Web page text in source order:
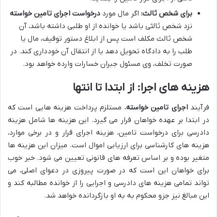
برای شخص ثالث: اگر مال مورد درخواست اجرای تامین خواسته
نزد شخص ثالثی باشد یا خوانده از او طلبی داشته باشد، آن
شخص ثالث مکلف است پس از ابلاغ دستور توقیف، مال یا
طلب را به دادگاه تحویل دهد یا از انتقال آن خودداری کند. در
صورت تخلف، وی مسئول جبران خسارات وارده خواهد بود.
هزینه های اجرا: از ابتدا تا انتها
فرآینداجرای تامین خواسته، مستلزم پرداخت هزینه هایی است که
در ابتدا بر عهده خواهان قرار می گیرد. این هزینه ها شامل هزینه
دادرسی برای درخواست تامین، هزینه اجرای قرار و در برخی موارد،
هزینه های کارشناسی برای ارزیابی اموال است. میزان این هزینه ها
متغیر بوده و بر اساس تعرفه های قانونی تعیین می شود. خبر خوب
برای خواهان این است که در صورت پیروزی در دعوای اصلی، می
تواند تمامی هزینه های دادرسی و اجرایی را از خوانده مطالبه کند و
این مبالغ نیز جزو محکوم به به او بازگردانده خواهد شد.